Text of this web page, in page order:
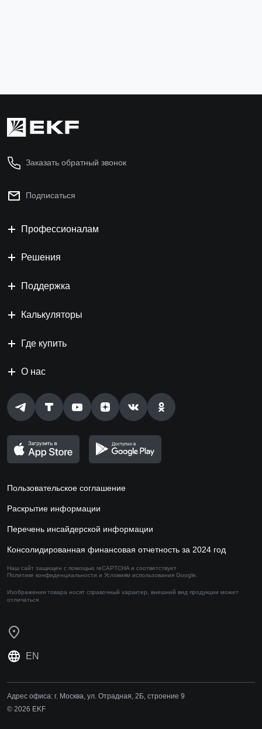
Заказать обратный звонок
Подписаться
Профессионалам
Решения
Поддержка
Калькуляторы
Где купить
О нас
Пользовательское соглашение
Раскрытие информации
Перечень инсайдерской информации
Консолидированная финансовая отчетность за 2024 год
Наш сайт защищен с помощью reCAPTCHA и соответствует
Политике конфиденциальности и Условиям использования Google.
Изображения товара носят справочный характер, внешний вид продукции может
отличаться
EN
Адрес офиса: г. Москва, ул. Отрадная, 2Б, строение 9
© 2026 EKF